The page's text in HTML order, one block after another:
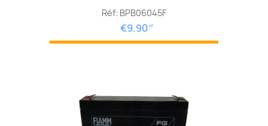
Réf: BPB06045F
€9.90 HT